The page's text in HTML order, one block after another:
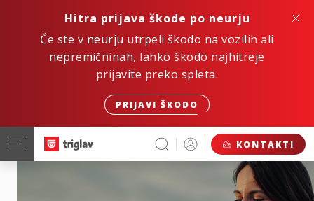
Hitra prijava škode po neurju
Če ste v neurju utrpeli škodo na vozilih ali
nepremičninah, lahko škodo najhitreje
prijavite preko spleta.
PRIJAVI ŠKODO
KONTAKTI